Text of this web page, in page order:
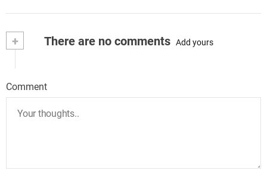
+ There are no comments Add yours
Comment